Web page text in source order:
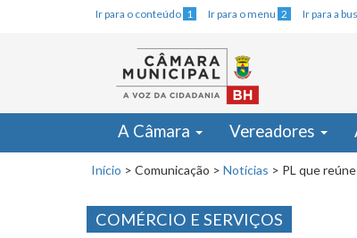
Ir para o conteúdo 1 Ir para o menu 2 Ir para a
A Câmara Vereadores
Início > Comunicação > Notícias > PL que
COMÉRCIO E SERVIÇOS